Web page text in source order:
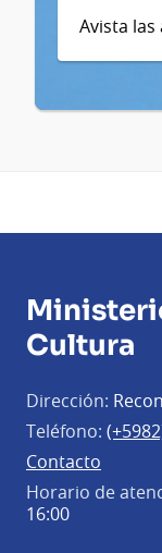
Avista las
Cultura
Dirección:
Teléfono:
Contacto
Horario de
16:00